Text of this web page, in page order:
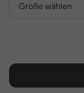
Größe wählen